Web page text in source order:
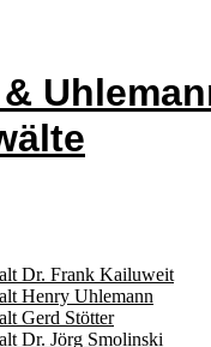
Dr. Frank Kailuweit
Henry Uhlemann
Gerd Stötter
Dr. Jörg Smolinski